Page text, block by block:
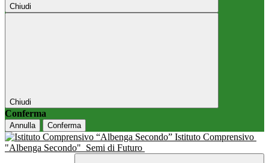
Chiudi
Chiudi
Conferma
Annulla Conferma
Istituto Comprensivo
"Albenga Secondo" Semi di Futuro